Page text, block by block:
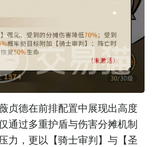
贞德在前排配置中展现出高度
通过多重护盾与伤害分摊机制
力，更以【骑士审判】与【圣